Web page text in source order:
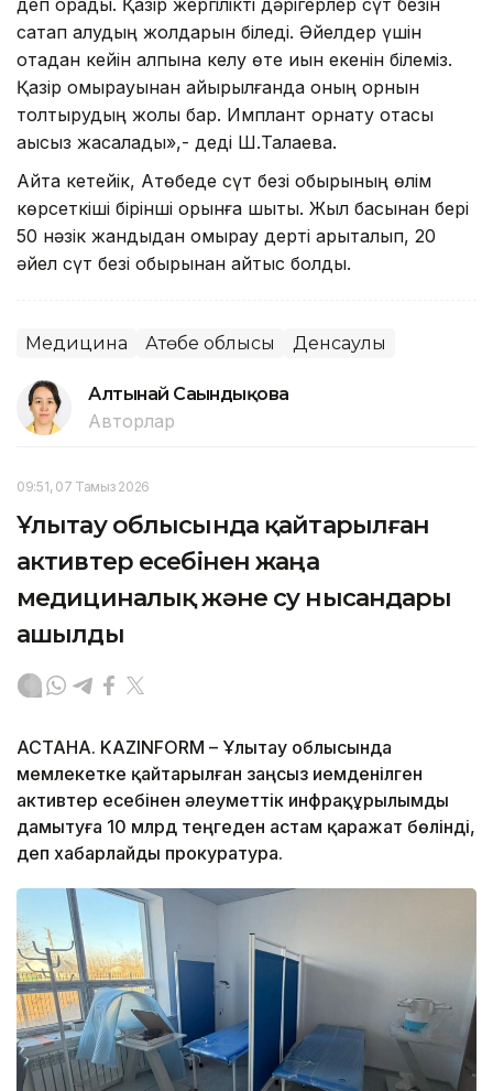
сақтап қалудың жолдарын біледі. Әйелдер үшін
отадан кейін қалпына келу өте қиын екенін білеміз.
Қазір омырауынан айырылғанда оның орнын
толтырудың жолы бар. Имплант орнату отасы
ақысыз жасалады»,- деді Ш.Талаева.
Айта кетейік, Ақтөбеде сүт безі обырының өлім
көрсеткіші бірінші орынға шықты. Жыл басынан бері
50 нәзік жандыдан омырау дерті арықталып, 20
әйел сүт безі обырынан қайтыс болды.
Медицина Ақтөбе облысы Денсаулық
Алтынай Сағындықова
Авторлар
09:51, 07 Тамыз 2026
Ұлытау облысында қайтарылған
активтер есебінен жаңа
медициналық және су нысандары
ашылды
АСТАНА. KAZINFORM – Ұлытау облысында
мемлекетке қайтарылған заңсыз иемденілген
активтер есебінен әлеуметтік инфрақұрылымды
дамытуға 10 млрд теңгеден астам қаражат бөлінді,
деп хабарлайды прокуратура.